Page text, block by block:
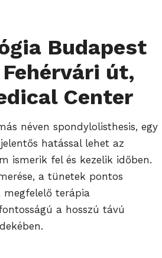
Budapest
út,
Center
néven spondylolisthesis, egy
hatással lehet az
ismerik fel és kezelik időben.
a tünetek pontos
megfelelő terápia
a hosszú távú